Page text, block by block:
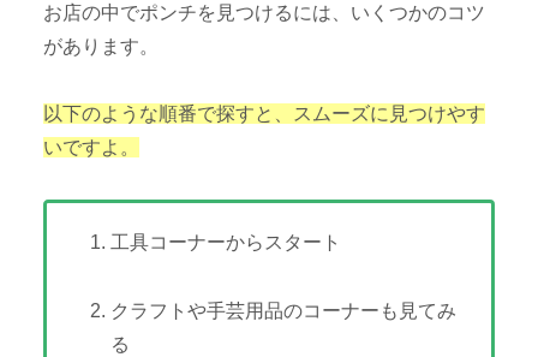
お店の中でポンチを見つけるには、いくつかのコツ
があります。
以下のような順番で探すと、スムーズに見つけやす
いですよ。
工具コーナーからスタート
クラフトや手芸用品のコーナーも見てみ
る